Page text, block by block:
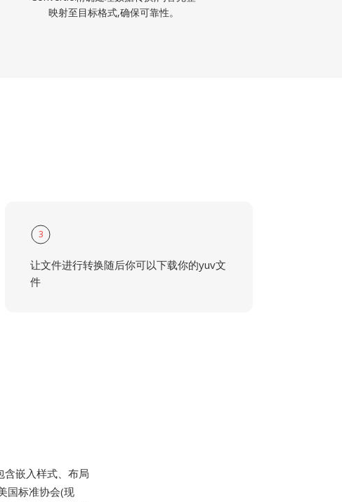
映射至目标格式,确保可靠性。
3
让文件进行转换随后你可以下载你的yuv文
件
含嵌入样式、布局
国标准协会(现